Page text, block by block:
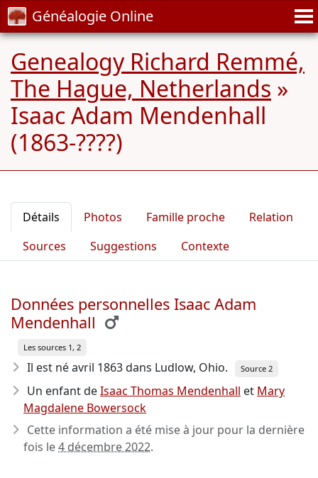
Généalogie Online
Genealogy Richard Remmé,
The Hague, Netherlands »
Isaac Adam Mendenhall
(1863-????)
Détails Photos Famille proche
Relation
Sources
Suggestions Contexte
Données personnelles Isaac Adam
Mendenhall
Les sources 1, 2
Il est né avril 1863dans Ludlow, Ohio. Source 2
Un enfant deIsaac Thomas Mendenhall et Mary
Magdalene Bowersock
Cette information a été mise à jour pour la dernière
fois le4 décembre 2022.